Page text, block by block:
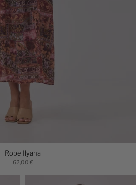
Robe Ilyana
62,00 €